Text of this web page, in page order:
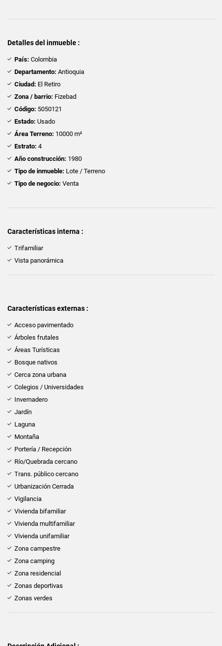
Detalles del inmueble :
País: Colombia
Departamento: Antioquia
Ciudad: El Retiro
Zona / barrio: Fizebad
Código: 5050121
Estado: Usado
Área Terreno: 10000 m²
Estrato: 4
Año construcción: 1980
Tipo de inmueble: Lote / Terreno
Tipo de negocio: Venta
Características interna :
Trifamiliar
Vista panorámica
Características externas :
Acceso pavimentado
Árboles frutales
Áreas Turísticas
Bosque nativos
Cerca zona urbana
Colegios / Universidades
Invernadero
Jardín
Laguna
Montaña
Portería / Recepción
Río/Quebrada cercano
Trans. público cercano
Urbanización Cerrada
Vigilancia
Vivienda bifamiliar
Vivienda multifamiliar
Vivienda unifamiliar
Zona campestre
Zona camping
Zona residencial
Zonas deportivas
Zonas verdes